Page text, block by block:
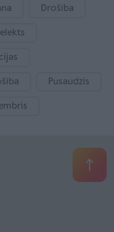
Drošība
Pusaudzis